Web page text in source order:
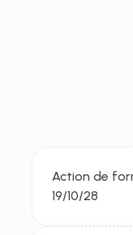
Action de
19/10/28